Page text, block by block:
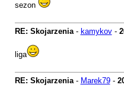
sezon
RE: Skojarzenia- kamykov-
liga
RE: Skojarzenia- Marek79-